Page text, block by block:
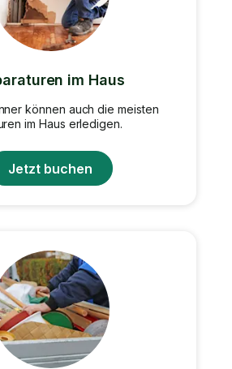
im Haus
können auch die meisten
im Haus erledigen.
Jetzt buchen